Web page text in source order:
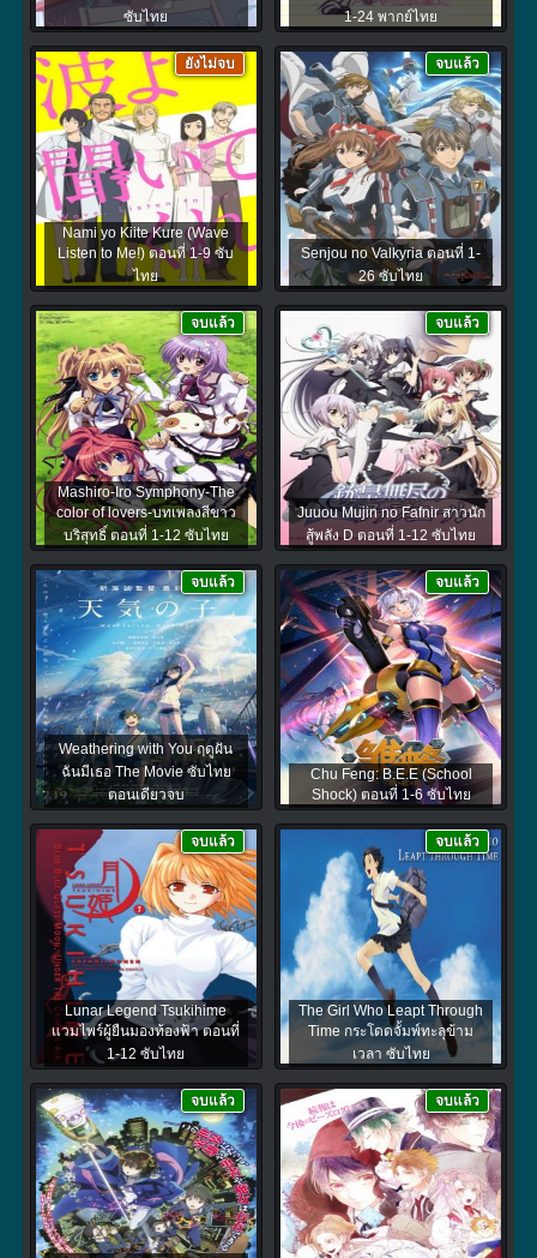
ซับไทย
1-24 พากย์ไทย
Nami yo Kiite Kure (Wave
Listen to Me!) ตอนที่ 1-9 ซับ
ไทย
ยังไม่จบ
Senjou no Valkyria ตอนที่ 1-
26 ซับไทย
จบแล้ว
Mashiro-Iro Symphony-The
color of lovers-บทเพลงสีขาว
บริสุทธิ์ ตอนที่ 1-12 ซับไทย
จบแล้ว
Juuou Mujin no Fafnir สาวนัก
สู้พลัง D ตอนที่ 1-12 ซับไทย
จบแล้ว
Weathering with You ฤดูฝัน
ฉันมีเธอ The Movie ซับไทย
ตอนเดียวจบ
จบแล้ว
Chu Feng: B.E.E (School
Shock) ตอนที่ 1-6 ซับไทย
จบแล้ว
Lunar Legend Tsukihime
แวมไพร์ผู้ยืนมองท้องฟ้า ตอนที่
1-12 ซับไทย
จบแล้ว
The Girl Who Leapt Through
Time กระโดดจั้มพ์ทะลุข้าม
เวลา ซับไทย
จบแล้ว
จบแล้ว จบแล้ว